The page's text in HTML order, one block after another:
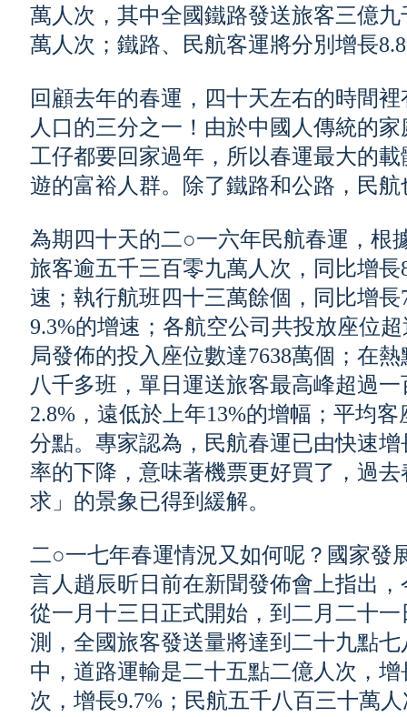
萬人次，其中全國鐵路發送旅客三億
萬人次；鐵路、民航客運將分別增長
回顧去年的春運，四十天左右的時間
人口的三分之一！由於中國人傳統的
工仔都要回家過年，所以春運最大的
遊的富裕人群。除了鐵路和公路，民
為期四十天的二○一六年民航春運，根
旅客逾五千三百零九萬人次，同比增
速；執行航班四十三萬餘個，同比增
9.3%的增速；各航空公司共投放座位
局發佈的投入座位數達7638萬個；在
八千多班，單日運送旅客最高峰超過
2.8%，遠低於上年13%的增幅；平均
分點。專家認為，民航春運已由快速
率的下降，意味著機票更好買了，過
求」的景象已得到緩解。
二○一七年春運情況又如何呢？國家發
言人趙辰昕日前在新聞發佈會上指出
從一月十三日正式開始，到二月二十
測，全國旅客發送量將達到二十九點
中，道路運輸是二十五點二億人次，
次，增長9.7%；民航五千八百三十萬